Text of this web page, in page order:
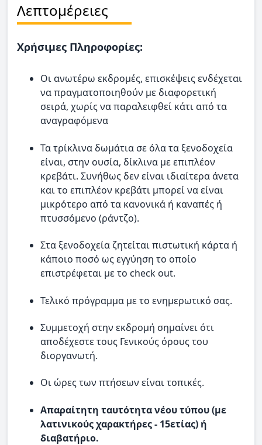
Λεπτομέρειες
Χρήσιμες Πληροφορίες:
Οι ανωτέρω εκδρομές, επισκέψεις ενδέχεται
να πραγματοποιηθούν με διαφορετική
σειρά, χωρίς να παραλειφθεί κάτι από τα
αναγραφόμενα
Τα τρίκλινα δωμάτια σε όλα τα ξενοδοχεία
είναι, στην ουσία, δίκλινα με επιπλέον
κρεβάτι. Συνήθως δεν είναι ιδιαίτερα άνετα
και το επιπλέον κρεβάτι μπορεί να είναι
μικρότερο από τα κανονικά ή καναπές ή
πτυσσόμενο (ράντζο).
Στα ξενοδοχεία ζητείται πιστωτική κάρτα ή
κάποιο ποσό ως εγγύηση το οποίο
επιστρέφεται με το check out.
Τελικό πρόγραμμα με το ενημερωτικό σας.
Συμμετοχή στην εκδρομή σημαίνει ότι
αποδέχεστε τους Γενικούς όρους του
διοργανωτή.
Οι ώρες των πτήσεων είναι τοπικές.
Απαραίτητη ταυτότητα νέου τύπου (με
λατινικούς χαρακτήρες - 15ετίας) ή
διαβατήριο.